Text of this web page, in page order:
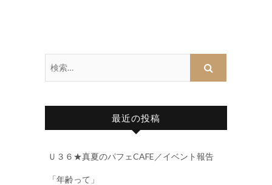
最近の投稿
Ｕ３６★真夏のパフェCAFE／イベント報告
「年齢って」